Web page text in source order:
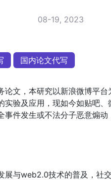
08-19, 2023
国内论文代写
论文，本研究以新浪微博平
实验及应用，现如今如贴吧
事件发生或不法分子恶意煽动
展与web2.0技术的普及，社